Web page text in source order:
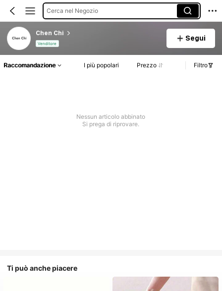
Cerca nel Negozio
Chen Chi
Venditore
Segui
Raccomandazione I più popolari Prezzo Filtro
Nessun articolo abbinato
Si prega di riprovare.
Ti può anche piacere